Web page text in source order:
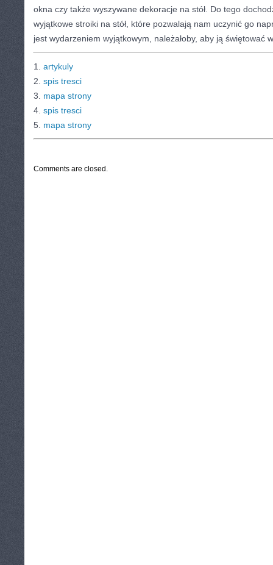
okna czy także wyszywane dekoracje na stół. Do tego
wyjątkowe stroiki na stół, które pozwalają nam uczynić go
jest wydarzeniem wyjątkowym, należałoby, aby ją świętować
1. artykuly
2. spis tresci
3. mapa strony
4. spis tresci
5. mapa strony
Comments are closed.